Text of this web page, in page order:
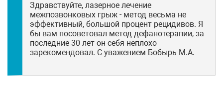
Здравствуйте, лазерное лечение
межпозвонковых грыж - метод весьма не
эффективный, большой процент рецидивов. Я
бы вам посоветовал метод дефанотерапии, за
последние 30 лет он себя неплохо
зарекомендовал. С уважением Бобырь М.А.